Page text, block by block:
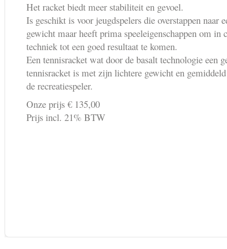
Het racket biedt meer stabiliteit en gevoel.
Is geschikt is voor jeugdspelers die overstappen naar
gewicht maar heeft prima speeleigenschappen om in
techniek tot een goed resultaat te komen.
Een tennisracket wat door de basalt technologie een
tennisracket is met zijn lichtere gewicht en
de recreatiespeler.
Onze prijs € 135,00
Prijs incl. 21% BTW